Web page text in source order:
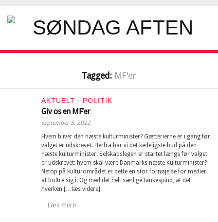
Tagged: MF'er
AKTUELT · POLITIK
Giv os en MF’er
september 5, 2022
Hvem bliver den næste kulturminister? Gætterierne er i gang før
valget er udskrevet. Herfra har vi det kedeligste bud på den
næste kulturminister. Selskabslegen er startet længe før valget
er udskrevet: hvem skal være Danmarks næste Kulturminister?
Netop på kulturområdet er dette en stor fornøjelse for medier
at boltre sig i. Og med det helt særlige tankespind, at det
hverken […læs videre]
Læs mere